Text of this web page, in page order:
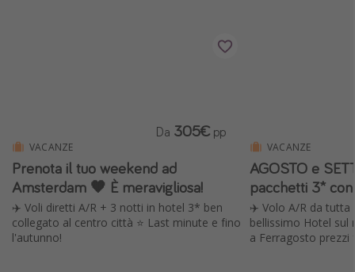
Festività del 2026
Città più visitate
VACANZE
Prenota il tuo weekend ad
Amsterdam 🧡 È meravigliosa!
✈️ Voli diretti A/R + 3 notti in hotel 3* ben
collegato al centro città ⭐️ Last minute e fino
l'autunno!
Da 305€ pp
VACANZE
AGOSTO e
pacchetti 3*
✈️ Volo A/R da tutta
bellissimo Hotel sul
a Ferragosto prezzi